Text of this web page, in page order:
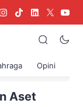
Opini
Aset